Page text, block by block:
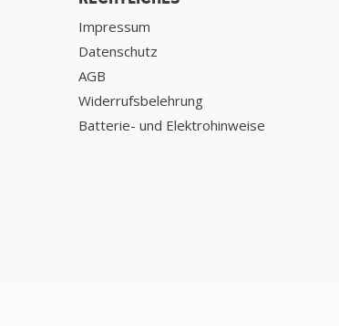
Impressum
Datenschutz
AGB
Widerrufsbelehrung
Batterie- und Elektrohinweise